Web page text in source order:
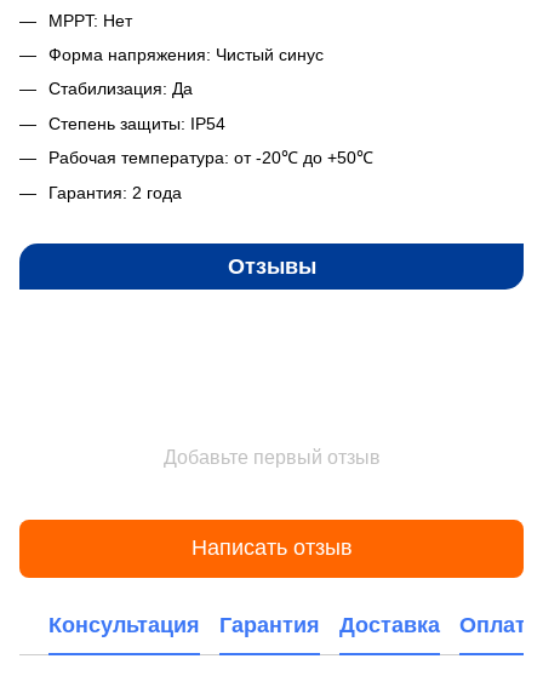
MPPT: Нет
Форма напряжения: Чистый синус
Стабилизация: Да
Степень защиты: IP54
Рабочая температура: от -20℃ до +50℃
Гарантия: 2 года
Отзывы
Добавьте первый отзыв
Написать отзыв
Консультация Гарантия Доставка Оплата